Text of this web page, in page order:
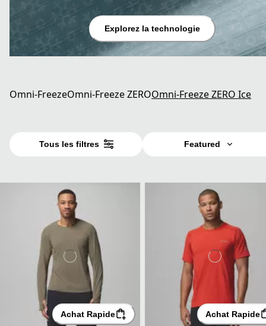
Explorez la technologie
Omni-FreezeOmni-Freeze ZEROOmni-Freeze ZERO Ice
Tous les filtres Featured
Achat Rapide Achat Rapide